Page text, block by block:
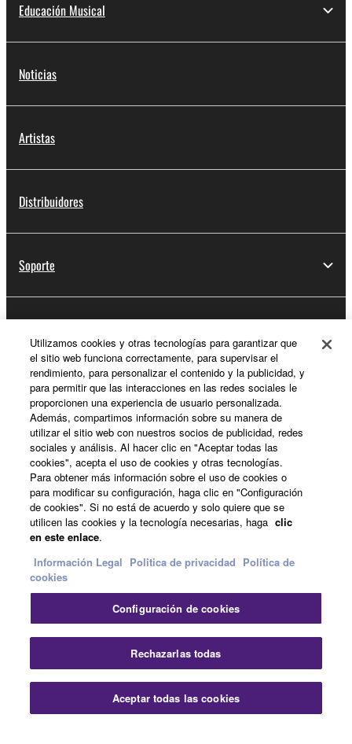
Educación Musical
Noticias
Artistas
Distribuidores
Soporte
Acerca de Yamaha
España - Spanish
Empresa
Contacte con nosotrosTerminos de uso
Politica de privacidadPolítica de cookies
Información Legal
© Yamaha Corporation.
Utilizamos cookies y otras tecnologías para garantizar que
el sitio web funciona correctamente, para supervisar el
rendimiento, para personalizar el contenido y la publicidad, y
para permitir que las interacciones en las redes sociales le
proporcionen una experiencia de usuario personalizada.
Además, compartimos información sobre su manera de
utilizar el sitio web con nuestros socios de publicidad, redes
sociales y análisis. Al hacer clic en "Aceptar todas las
cookies", acepta el uso de cookies y otras tecnologías.
Para obtener más información sobre el uso de cookies o
para modificar su configuración, haga clic en "Configuración
de cookies". Si no está de acuerdo y solo quiere que se
utilicen las cookies y la tecnología necesarias, haga clic
en este enlace.
Información Legal Politica de privacidad Política de
cookies
Configuración de cookies
Rechazarlas todas
Aceptar todas las cookies